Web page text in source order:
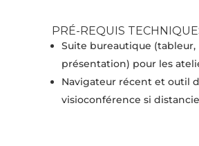
PRÉ-REQUIS
Suite bureautique (tableur,
présentation) pour les
Navigateur récent et outil
visioconférence si